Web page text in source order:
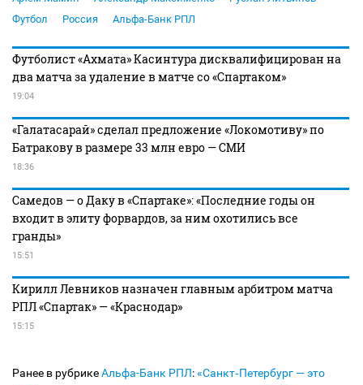
Футбол
Россия Альфа-Банк РПЛ
Футболист «Ахмата» Касинтура дисквалифицирован на
два матча за удаление в матче со «Спартаком»
19:04
«Галатасарай» сделал предложение «Локомотиву» по
Батракову в размере 33 млн евро — СМИ
18:36
Самедов — о Даку в «Спартаке»: «Последние годы он
входит в элиту форвардов, за ним охотились все
гранды»
15:51
Кирилл Левников назначен главным арбитром матча
РПЛ «Спартак» — «Краснодар»
15:15
Ранее в рубрикеАльфа-Банк РПЛ:«Санкт‑Петербург — это